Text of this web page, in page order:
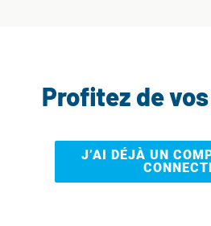
Profitez de
J’AI DÉJÀ UN